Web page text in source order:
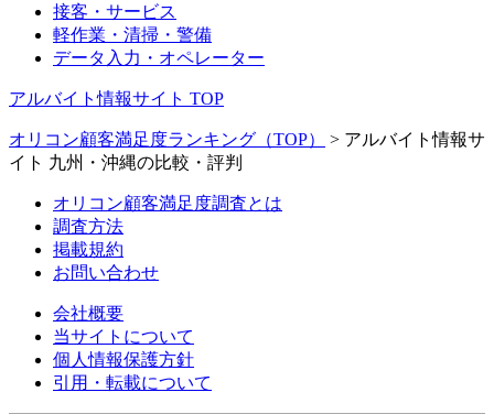
接客・サービス
軽作業・清掃・警備
データ入力・オペレーター
アルバイト情報サイト TOP
オリコン顧客満足度ランキング（TOP）
> アルバイト情報サ
イト 九州・沖縄の比較・評判
オリコン顧客満足度調査とは
調査方法
掲載規約
お問い合わせ
会社概要
当サイトについて
個人情報保護方針
引用・転載について